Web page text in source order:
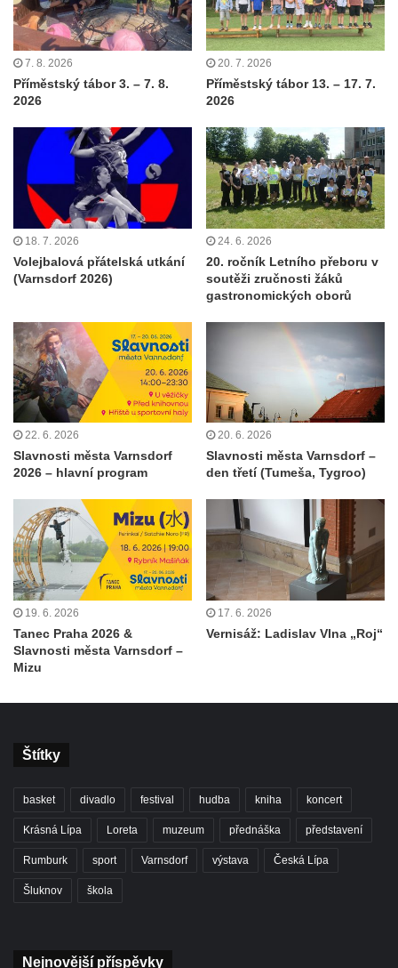
7. 8. 2026
Příměstský tábor 3. – 7. 8.
2026
20. 7. 2026
Příměstský tábor 13. – 17. 7.
2026
18. 7. 2026
Volejbalová přátelská utkání
(Varnsdorf 2026)
24. 6. 2026
20. ročník Letního přeboru v
soutěži zručnosti žáků
gastronomických oborů
22. 6. 2026
Slavnosti města Varnsdorf
2026 – hlavní program
20. 6. 2026
Slavnosti města Varnsdorf –
den třetí (Tumeša, Tygroo)
19. 6. 2026
Tanec Praha 2026 &
Slavnosti města Varnsdorf –
Mizu
17. 6. 2026
Vernisáž: Ladislav Vlna „Roj“
Štítky
basket divadlo festival hudba kniha koncert
Krásná Lípa Loreta muzeum přednáška představení
Rumburk sport Varnsdorf výstava Česká Lípa
Šluknov škola
Nejnovější příspěvky